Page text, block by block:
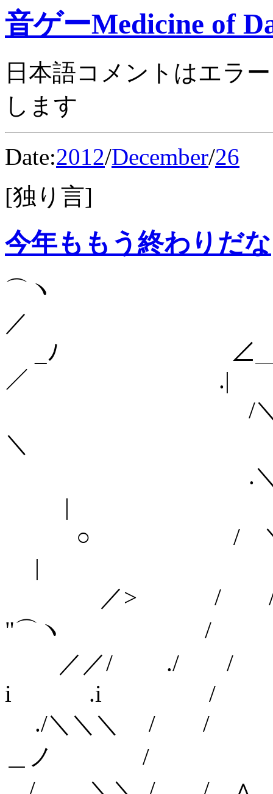
音ゲーMedicine of
日本語コメントはエラ
します
Date:2012/December/26
[独り言]
今年ももう終わりだな
⌒ヽ
／
_ﾉ ∠＿__＿＿
／ .|
/
＼
.＼
|
○ /
|
／> / /
"⌒ヽ /
／／/ ./
i .i /
./＼＼＼ /
＿ノ /